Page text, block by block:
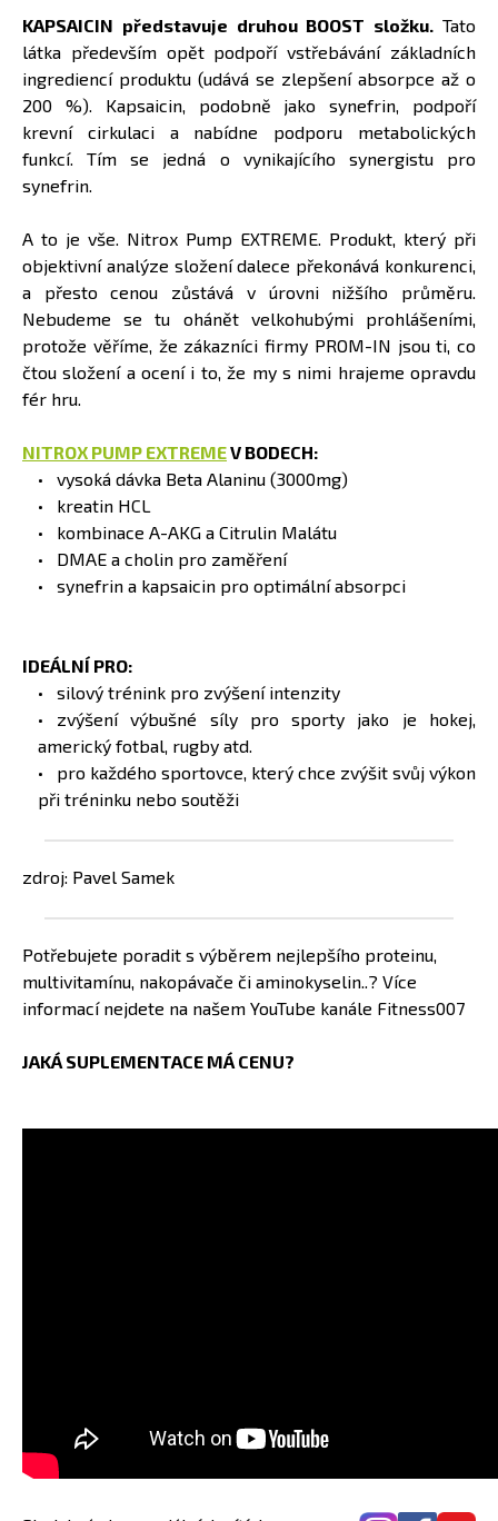
KAPSAICIN představuje druhou BOOST složku. Tato
látka především opět podpoří vstřebávání základních
ingrediencí produktu (udává se zlepšení absorpce až o
200 %). Kapsaicin, podobně jako synefrin, podpoří
krevní cirkulaci a nabídne podporu metabolických
funkcí. Tím se jedná o vynikajícího synergistu pro
synefrin.
A to je vše. Nitrox Pump EXTREME. Produkt, který při
objektivní analýze složení dalece překonává konkurenci,
a přesto cenou zůstává v úrovni nižšího průměru.
Nebudeme se tu ohánět velkohubými prohlášeními,
protože věříme, že zákazníci firmy PROM-IN jsou ti, co
čtou složení a ocení i to, že my s nimi hrajeme opravdu
fér hru.
NITROX PUMP EXTREMEV BODECH:
vysoká dávka Beta Alaninu (3000mg)
kreatin HCL
kombinace A-AKG a Citrulin Malátu
DMAE a cholin pro zaměření
synefrin a kapsaicin pro optimální absorpci
IDEÁLNÍ PRO:
silový trénink pro zvýšení intenzity
zvýšení výbušné síly pro sporty jako je hokej,
americký fotbal, rugby atd.
pro každého sportovce, který chce zvýšit svůj výkon
při tréninku nebo soutěži
zdroj: Pavel Samek
Potřebujete poradit s výběrem nejlepšího proteinu,
multivitamínu, nakopávače či aminokyselin..? Více
informací nejdete na našem YouTube kanále Fitness007
JAKÁ SUPLEMENTACE MÁ CENU?